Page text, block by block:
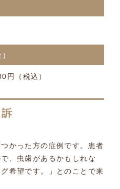
円（税込）
かった方の症例です。患者
、虫歯があるかもしれな
希望です。」とのことで来